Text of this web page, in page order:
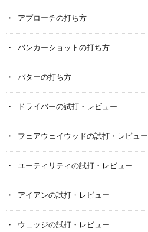
アプローチの打ち方
バンカーショットの打ち方
パターの打ち方
ドライバーの試打・レビュー
フェアウェイウッドの試打・レビュー
ユーティリティの試打・レビュー
アイアンの試打・レビュー
ウェッジの試打・レビュー